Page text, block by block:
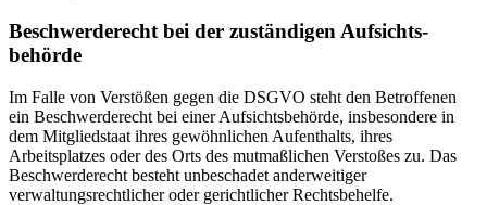
Beschwerde­recht bei der zuständigen Aufsichts­
behörde
Im Falle von Verstößen gegen die DSGVO steht den Betroffenen
ein Beschwerderecht bei einer Aufsichtsbehörde, insbesondere in
dem Mitgliedstaat ihres gewöhnlichen Aufenthalts, ihres
Arbeitsplatzes oder des Orts des mutmaßlichen Verstoßes zu. Das
Beschwerderecht besteht unbeschadet anderweitiger
verwaltungsrechtlicher oder gerichtlicher Rechtsbehelfe.